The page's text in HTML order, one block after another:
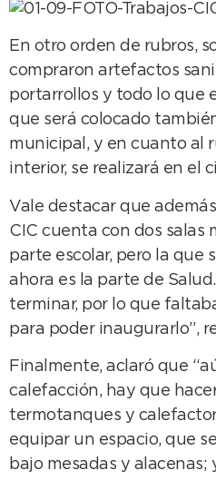
En otro orden de rubros,
compraron artefactos
portarrollos y todo lo que
que será colocado
municipal, y en cuanto al
interior, se realizará en el
Vale destacar que
CIC cuenta con dos salas
parte escolar, pero la que
ahora es la parte de
terminar, por lo que
para poder inaugurarlo”,
Finalmente, aclaró que
calefacción, hay que
termotanques y
equipar un espacio, que
bajo mesadas y